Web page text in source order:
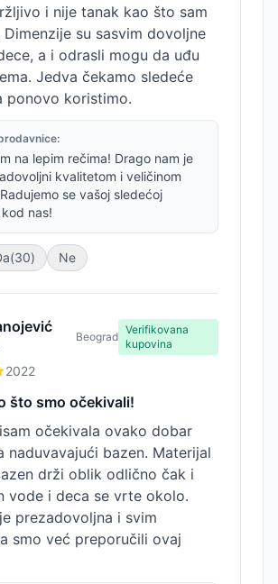
i nije tanak kao što sam
Dimenzije su sasvim dovoljne
a i odrasli mogu da uđu
Jedva čekamo sledeće
ponovo koristimo.
na lepim rečima! Drago nam je
kvalitetom i veličinom
se vašoj sledećoj
nas!
(30) Ne
Beograd
Verifikovana
kupovina
2022
što smo očekivali!
očekivala ovako dobar
naduvavajući bazen. Materijal
drži oblik odlično čak i
vode i deca se vrte okolo.
prezadovoljna i svim
smo već preporučili ovaj